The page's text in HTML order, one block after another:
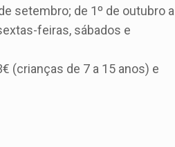
setembro; de 1º de outubro a
feiras, sábados e
(crianças de 7 a 15 anos) e